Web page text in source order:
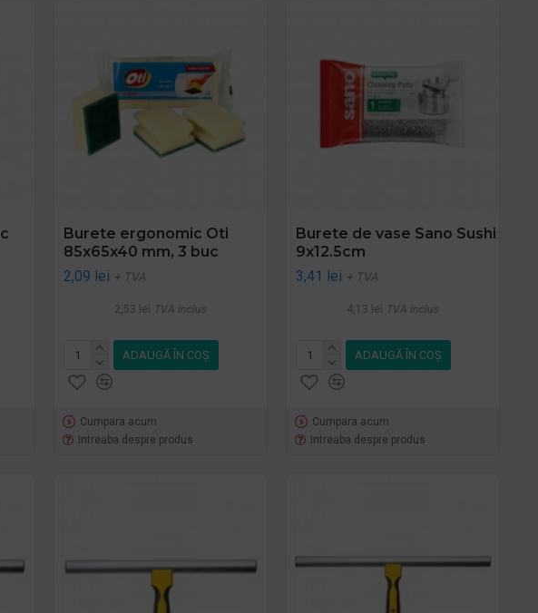
Burete ergonomic Oti
85x65x40 mm, 3 buc
2,09 lei + TVA
2,53 lei TVA inclus
ADAUGĂ ÎN COŞ
Cumpara acum
Intreaba despre produs
Burete de vase Sano Sushi
9x12.5cm
3,41 lei + TVA
4,13 lei TVA inclus
ADAUGĂ ÎN COŞ
Cumpara acum
Intreaba despre produs